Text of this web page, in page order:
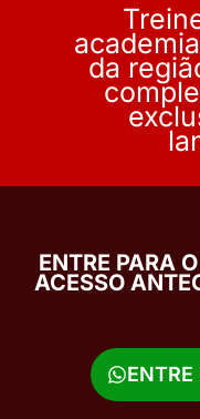
da
ENTRE PARA
ACESSO
ENTRE